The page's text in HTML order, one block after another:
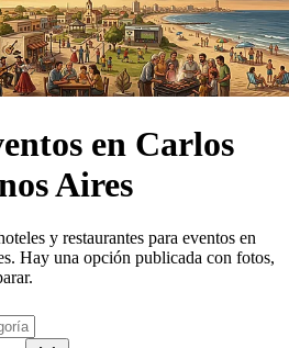
en Carlos
Aires
y restaurantes para eventos en
Hay una opción publicada con fotos,